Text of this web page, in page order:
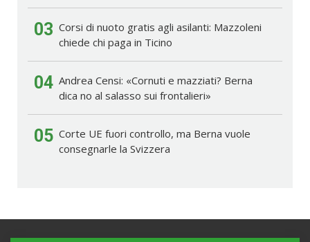
03 Corsi di nuoto gratis agli asilanti: Mazzoleni
chiede chi paga in Ticino
04 Andrea Censi: «Cornuti e mazziati? Berna
dica no al salasso sui frontalieri»
05 Corte UE fuori controllo, ma Berna vuole
consegnarle la Svizzera